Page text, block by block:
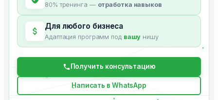
80% тренинга — отработка навыков
Для любого бизнеса
Адаптация программ под вашу нишу
Получить консультацию
Написать в WhatsApp